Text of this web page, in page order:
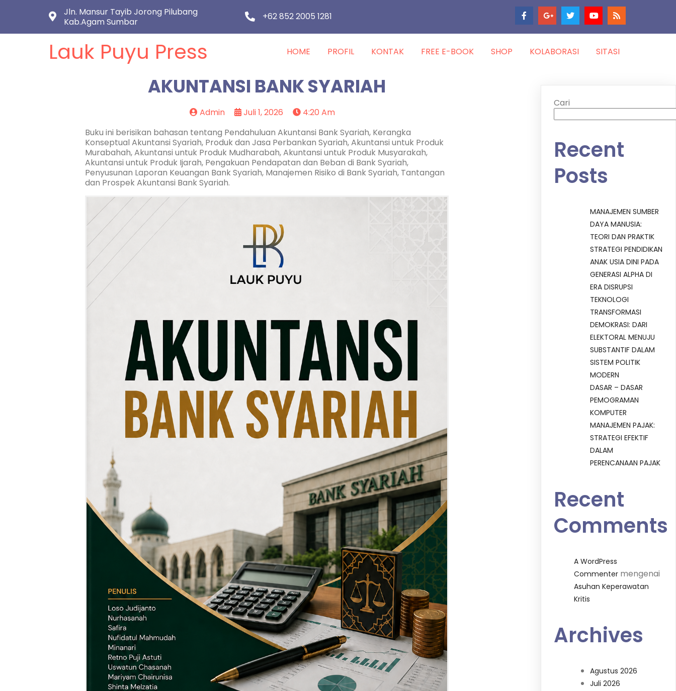
Jln. Mansur Tayib Jorong Pilubang
Kab.Agam Sumbar
+62 852 2005 1281
Lauk Puyu Press HOME PROFIL KONTAK FREE E-BOOK SHOP KOLABORASI SITASI
AKUNTANSI BANK SYARIAH
Admin Juli 1, 2026
4:20 Am
Buku ini berisikan bahasan tentang Pendahuluan Akuntansi Bank Syariah, Kerangka
Konseptual Akuntansi Syariah, Produk dan Jasa Perbankan Syariah, Akuntansi untuk Produk
Murabahah, Akuntansi untuk Produk Mudharabah, Akuntansi untuk Produk Musyarakah,
Akuntansi untuk Produk Ijarah, Pengakuan Pendapatan dan Beban di Bank Syariah,
Penyusunan Laporan Keuangan Bank Syariah, Manajemen Risiko di Bank Syariah, Tantangan
dan Prospek Akuntansi Bank Syariah.
Cari
Recent
Posts
MANAJEMEN SUMBER
DAYA MANUSIA:
TEORI DAN PRAKTIK
STRATEGI PENDIDIKAN
ANAK USIA DINI PADA
GENERASI ALPHA DI
ERA DISRUPSI
TEKNOLOGI
TRANSFORMASI
DEMOKRASI: DARI
ELEKTORAL MENUJU
SUBSTANTIF DALAM
SISTEM POLITIK
MODERN
DASAR – DASAR
PEMOGRAMAN
KOMPUTER
MANAJEMEN PAJAK:
STRATEGI EFEKTIF
DALAM
PERENCANAAN PAJAK
Recent
Comments
A WordPress
Commenter mengenai
Asuhan Keperawatan
Kritis
Archives
Agustus 2026
Juli 2026